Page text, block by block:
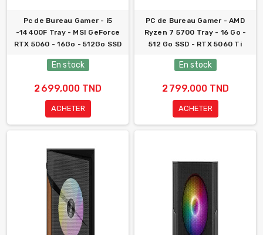
Pc de Bureau Gamer - i5
-14400F Tray - MSI GeForce
RTX 5060 - 16Go - 512Go SSD
En stock
2 699,000 TND
ACHETER
PC de Bureau Gamer - AMD
Ryzen 7 5700 Tray - 16 Go -
512 Go SSD - RTX 5060 Ti
En stock
2 799,000 TND
ACHETER